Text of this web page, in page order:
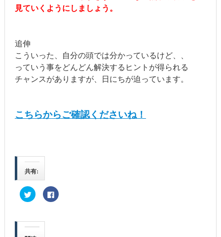
見ていくようにしましょう。
追伸
こういった、自分の頭では分かっているけど、、
っていう事をどんどん解決するヒントが得られる
チャンスがありますが、日にちが迫っています。
こちらからご確認くださいね！
共有:
ク
リ
て
Twitter
で
Facebook
で